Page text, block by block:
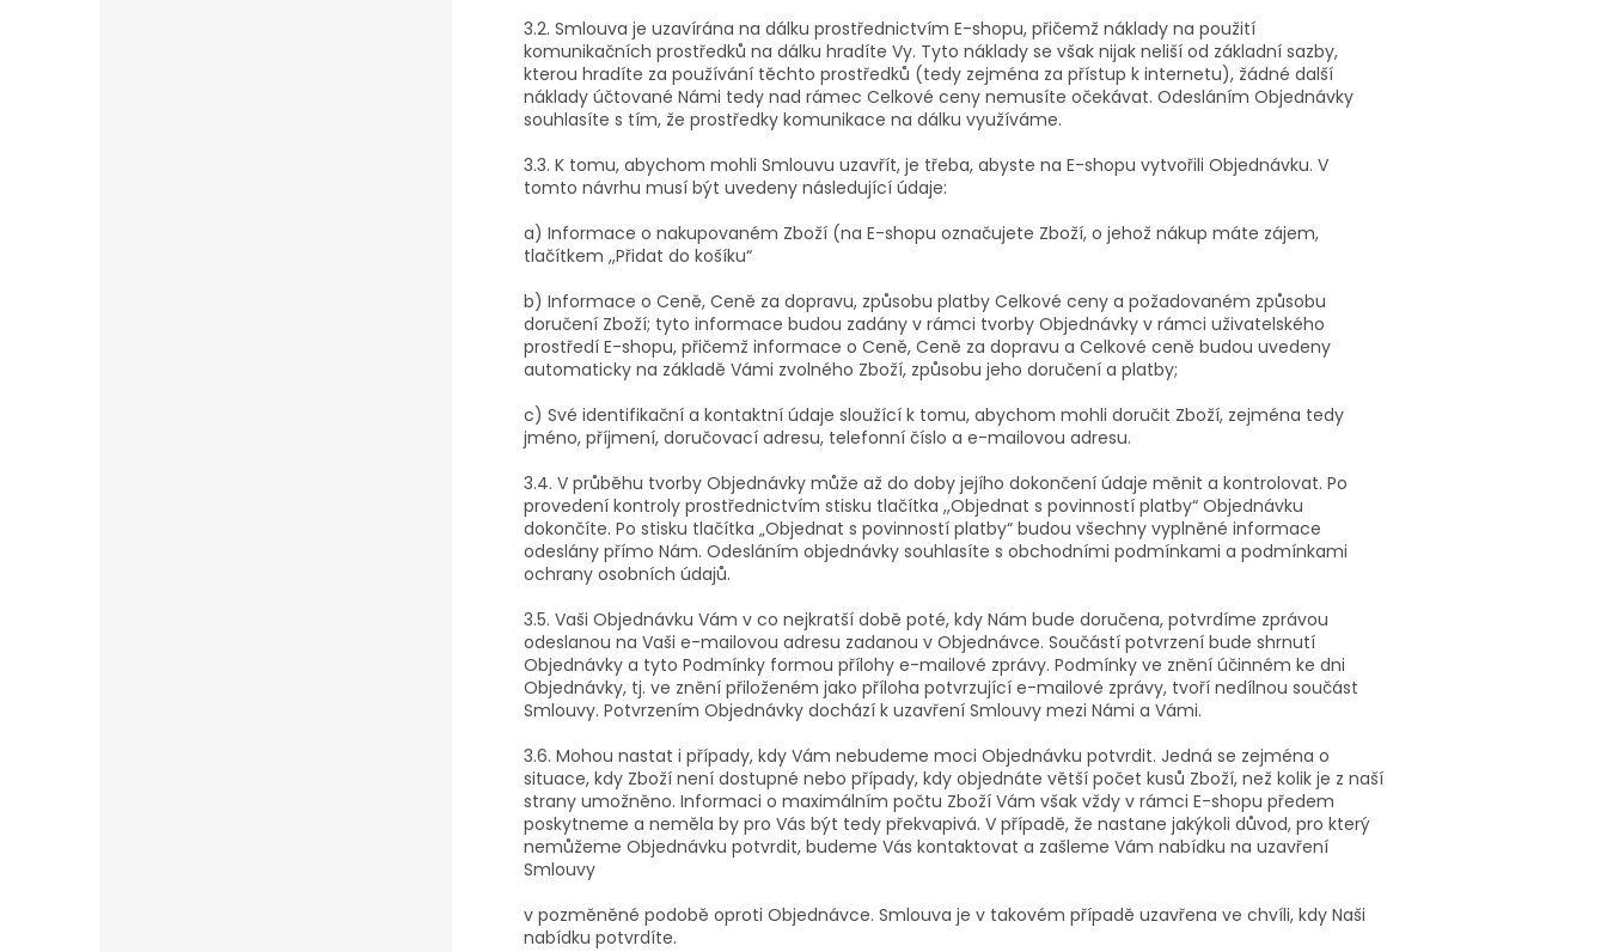
3.2. Smlouva je uzavírána na dálku prostřednictvím E-shopu, přičemž náklady na použití
komunikačních prostředků na dálku hradíte Vy. Tyto náklady se však nijak neliší od základní sazby,
kterou hradíte za používání těchto prostředků (tedy zejména za přístup k internetu), žádné další
náklady účtované Námi tedy nad rámec Celkové ceny nemusíte očekávat. Odesláním Objednávky
souhlasíte s tím, že prostředky komunikace na dálku využíváme.
3.3. K tomu, abychom mohli Smlouvu uzavřít, je třeba, abyste na E-shopu vytvořili Objednávku. V
tomto návrhu musí být uvedeny následující údaje:
a) Informace o nakupovaném Zboží (na E-shopu označujete Zboží, o jehož nákup máte zájem,
tlačítkem ,,Přidat do košíku“
b) Informace o Ceně, Ceně za dopravu, způsobu platby Celkové ceny a požadovaném způsobu
doručení Zboží; tyto informace budou zadány v rámci tvorby Objednávky v rámci uživatelského
prostředí E-shopu, přičemž informace o Ceně, Ceně za dopravu a Celkové ceně budou uvedeny
automaticky na základě Vámi zvolného Zboží, způsobu jeho doručení a platby;
c) Své identifikační a kontaktní údaje sloužící k tomu, abychom mohli doručit Zboží, zejména tedy
jméno, příjmení, doručovací adresu, telefonní číslo a e-mailovou adresu.
3.4. V průběhu tvorby Objednávky může až do doby jejího dokončení údaje měnit a kontrolovat. Po
provedení kontroly prostřednictvím stisku tlačítka ,,Objednat s povinností platby“ Objednávku
dokončíte. Po stisku tlačítka „Objednat s povinností platby“ budou všechny vyplněné informace
odeslány přímo Nám. Odesláním objednávky souhlasíte s obchodními podmínkami a podmínkami
ochrany osobních údajů.
3.5. Vaši Objednávku Vám v co nejkratší době poté, kdy Nám bude doručena, potvrdíme zprávou
odeslanou na Vaši e-mailovou adresu zadanou v Objednávce. Součástí potvrzení bude shrnutí
Objednávky a tyto Podmínky formou přílohy e-mailové zprávy. Podmínky ve znění účinném ke dni
Objednávky, tj. ve znění přiloženém jako příloha potvrzující e-mailové zprávy, tvoří nedílnou součást
Smlouvy. Potvrzením Objednávky dochází k uzavření Smlouvy mezi Námi a Vámi.
3.6. Mohou nastat i případy, kdy Vám nebudeme moci Objednávku potvrdit. Jedná se zejména o
situace, kdy Zboží není dostupné nebo případy, kdy objednáte větší počet kusů Zboží, než kolik je z naší
strany umožněno. Informaci o maximálním počtu Zboží Vám však vždy v rámci E-shopu předem
poskytneme a neměla by pro Vás být tedy překvapivá. V případě, že nastane jakýkoli důvod, pro který
nemůžeme Objednávku potvrdit, budeme Vás kontaktovat a zašleme Vám nabídku na uzavření
Smlouvy
v pozměněné podobě oproti Objednávce. Smlouva je v takovém případě uzavřena ve chvíli, kdy Naši
nabídku potvrdíte.